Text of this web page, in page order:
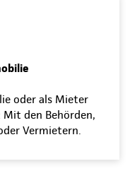
oder als Mieter
den Behörden,
Vermietern.